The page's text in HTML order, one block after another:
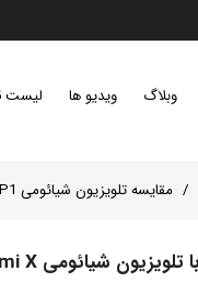
وبلاگ ویدیو ها لیست
مقایسه تلویزیون شیائومی P1 با تلویزیون شیائومی Redmi X